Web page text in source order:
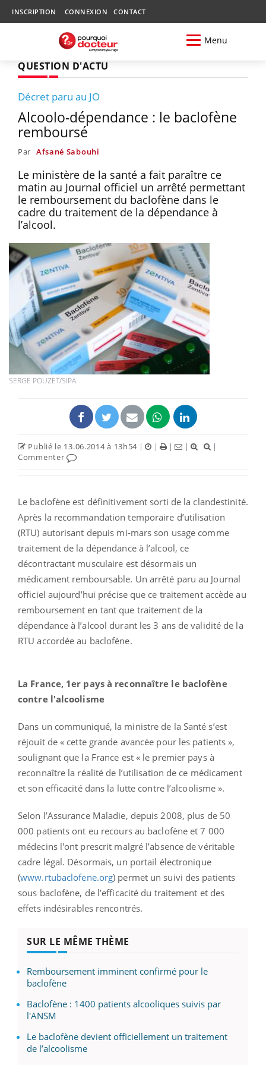
INSCRIPTION CONNEXION CONTACT
Menu
QUESTION D'ACTU
Décret paru au JO
Alcoolo-dépendance : le baclofène
remboursé
Par Afsané Sabouhi
Le ministère de la santé a fait paraître ce
matin au Journal officiel un arrêté permettant
le remboursement du baclofène dans le
cadre du traitement de la dépendance à
l’alcool.
SERGE POUZET/SIPA
Publié le 13.06.2014 à 13h54 | | | |
|
Commenter
Le baclofène est définitivement sorti de la clandestinité.
Après la recommandation temporaire d’utilisation
(RTU) autorisant depuis mi-mars son usage comme
traitement de la dépendance à l’alcool, ce
décontractant musculaire est désormais un
médicament remboursable. Un arrêté paru au Journal
officiel aujourd’hui précise que ce traitement accède au
remboursement en tant que traitement de la
dépendance à l’alcool durant les 3 ans de validité de la
RTU accordée au baclofène.
La France, 1er pays à reconnaître le baclofène
contre l'alcoolisme
Dans un communiqué, la ministre de la Santé s’est
réjouit de « cette grande avancée pour les patients »,
soulignant que la France est « le premier pays à
reconnaître la réalité de l’utilisation de ce médicament
et son efficacité dans la lutte contre l’alcoolisme ».
Selon l’Assurance Maladie, depuis 2008, plus de 50
000 patients ont eu recours au baclofène et 7 000
médecins l'ont prescrit malgré l’absence de véritable
cadre légal. Désormais, un portail électronique
(www.rtubaclofene.org) permet un suivi des patients
sous baclofène, de l’efficacité du traitement et des
effets indésirables rencontrés.
SUR LE MÊME THÈME
Remboursement imminent confirmé pour le
baclofène
Baclofène : 1400 patients alcooliques suivis par
l'ANSM
Le baclofène devient officiellement un traitement
de l’alcoolisme